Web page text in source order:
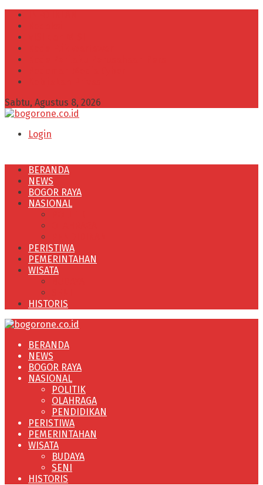
Sabtu, Agustus 8, 2026
Login
BERANDA
NEWS
BOGOR RAYA
NASIONAL
PERISTIWA
PEMERINTAHAN
WISATA
HISTORIS
BERANDA
NEWS
BOGOR RAYA
NASIONAL
POLITIK
OLAHRAGA
PENDIDIKAN
PERISTIWA
PEMERINTAHAN
WISATA
BUDAYA
SENI
HISTORIS